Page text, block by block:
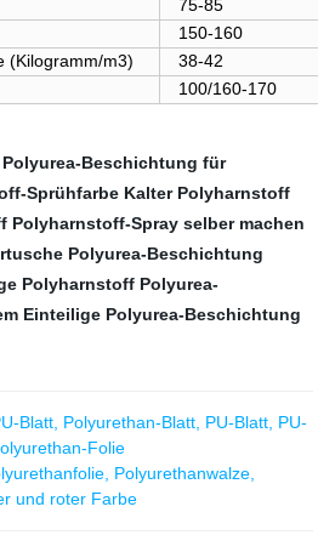
75-85
150-160
(Kilogramm/m3)
38-42
100/160-170
Polyurea-Beschichtung für
Sprühfarbe Kalter Polyharnstoff
Polyharnstoff-Spray selber machen
Polyurea-Beschichtung
Polyharnstoff Polyurea-
Einteilige Polyurea-Beschichtung
Blatt, Polyurethan-Blatt, PU-Blatt, PU-
Folie
Polyurethanwalze,
und roter Farbe